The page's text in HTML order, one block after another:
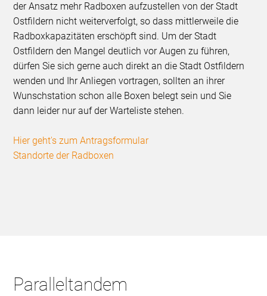
der Ansatz mehr Radboxen aufzustellen von der Stadt
Ostfildern nicht weiterverfolgt, so dass mittlerweile die
Radboxkapazitäten erschöpft sind. Um der Stadt
Ostfildern den Mangel deutlich vor Augen zu führen,
dürfen Sie sich gerne auch direkt an die Stadt Ostfildern
wenden und Ihr Anliegen vortragen, sollten an ihrer
Wunschstation schon alle Boxen belegt sein und Sie
dann leider nur auf der Warteliste stehen.
Hier geht's zum Antragsformular
Standorte der Radboxen
Paralleltandem